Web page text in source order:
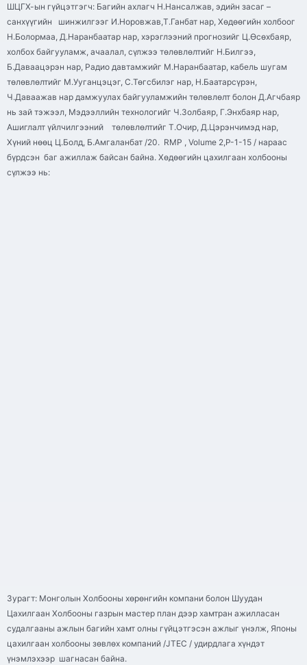
ШЦГХ-ын гүйцэтгэгч: Багийн ахлагч Н.Нансалжав, эдийн засаг –
санхүүгийн шинжилгээг И.Норовжав,Т.Ганбат нар, Хөдөөгийн холбоог
Н.Болормаа, Д.Наранбаатар нар, хэрэглээний прогнозийг Ц.Өсөхбаяр,
холбох байгууламж, ачаалал, сүлжээ төлөвлөлтийг Н.Билгээ,
Б.Даваацэрэн нар, Радио давтамжийг М.Наранбаатар, кабель шугам
төлөвлөлтийг М.Ууганцэцэг, С.Төгсбилэг нар, Н.Баатарсүрэн,
Ч.Даваажав нар дамжуулах байгууламжийн төлөвлөлт болон Д.Агчбаяр
нь зай тэжээл, Мэдээллийн технологийг Ч.Золбаяр, Г.Энхбаяр нар,
Ашиглалт үйлчилгээний төлөвлөлтийг Т.Очир, Д.Цэрэнчимэд нар,
Хүний нөөц Ц.Болд, Б.Амгаланбат /20. RMP , Volume 2,P-1-15 / нараас
бүрдсэн баг ажиллаж байсан байна. Хөдөөгийн цахилгаан холбооны
сүлжээ нь:
Зурагт: Монголын Холбооны хөрөнгийн компани болон Шуудан
Цахилгаан Холбооны газрын мастер план дээр хамтран ажилласан
судалгааны ажлын багийн хамт олны гүйцэтгэсэн ажлыг үнэлж, Японы
цахилгаан холбооны зөвлөх компаний /JTEC / удирдлага хүндэт
үнэмлэхээр шагнасан байна.